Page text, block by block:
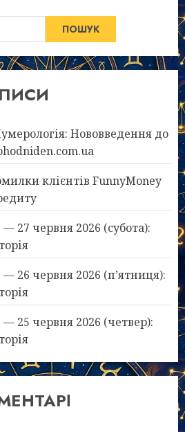
ПОШУК
Нововведення до
клієнтів FunnyMoney
27 червня 2026 (субота):
26 червня 2026 (п’ятниця):
25 червня 2026 (четвер):